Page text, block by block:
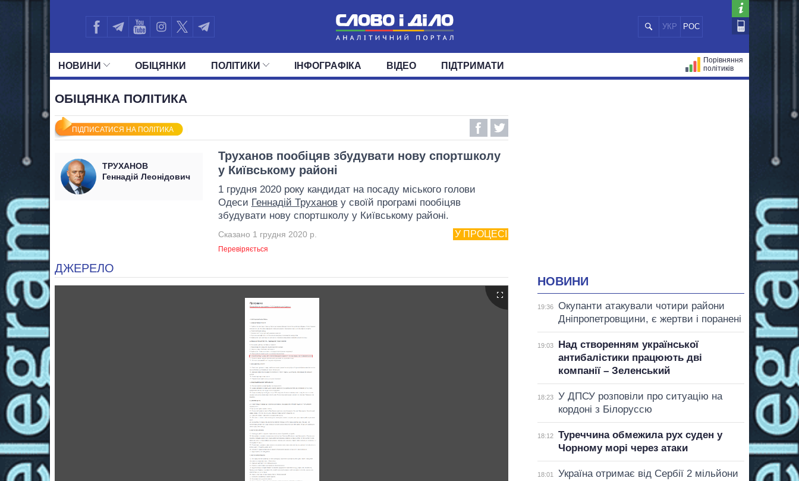
УКР РОС
НОВИНИ
СВІТ
ОБIЦЯНКИ ПОЛIТИКИ
ОКРУГИ
ІНФОГРАФІКА ВІДЕО ПІДТРИМАТИ
Порівняння
політиків
ОБІЦЯНКА ПОЛІТИКА
ПІДПИСАТИСЯ НА ПОЛІТИКА
ТРУХАНОВ
Геннадій Леонідович
Труханов пообіцяв збудувати нову спортшколу
у Київському районі
1 грудня 2020 року кандидат на посаду міського голови
Одеси Геннадій Труханову своїй програмі пообіцяв
збудувати нову спортшколу у Київському районі.
У ПРОЦЕСІ
Сказано 1 грудня 2020 р.
Перевіряється
ДЖЕРЕЛО
НОВИНИ
19:36
Окупанти атакували чотири райони
Дніпропетровщини, є жертви і поранені
19:03
Над створенням української
антибалістики працюють дві
компанії – Зеленський
18:23
У ДПСУ розповіли про ситуацію на
кордоні з Білоруссю
18:12
Туреччина обмежила рух суден у
Чорному морі через атаки
18:01
Україна отримає від Сербії 2 мільйони